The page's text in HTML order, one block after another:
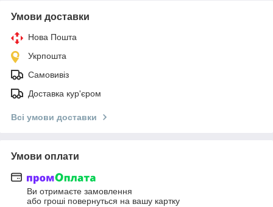
Умови доставки
Нова Пошта
Укрпошта
Самовивіз
Доставка кур'єром
Всі умови доставки
Умови оплати
Ви отримаєте замовлення
або гроші повернуться на вашу картку